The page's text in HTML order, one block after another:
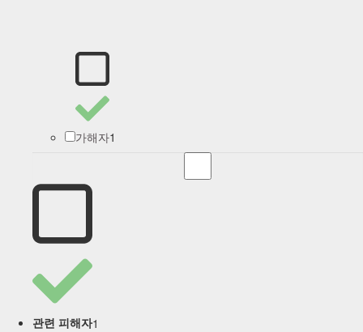
가해자1
관련 피해자1